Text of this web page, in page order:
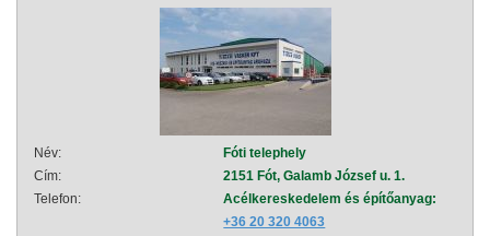
Név:
Fóti telephely
Cím:
2151 Fót, Galamb József u. 1.
Telefon:
Acélkereskedelem és építőanyag:
+36 20 320 4063